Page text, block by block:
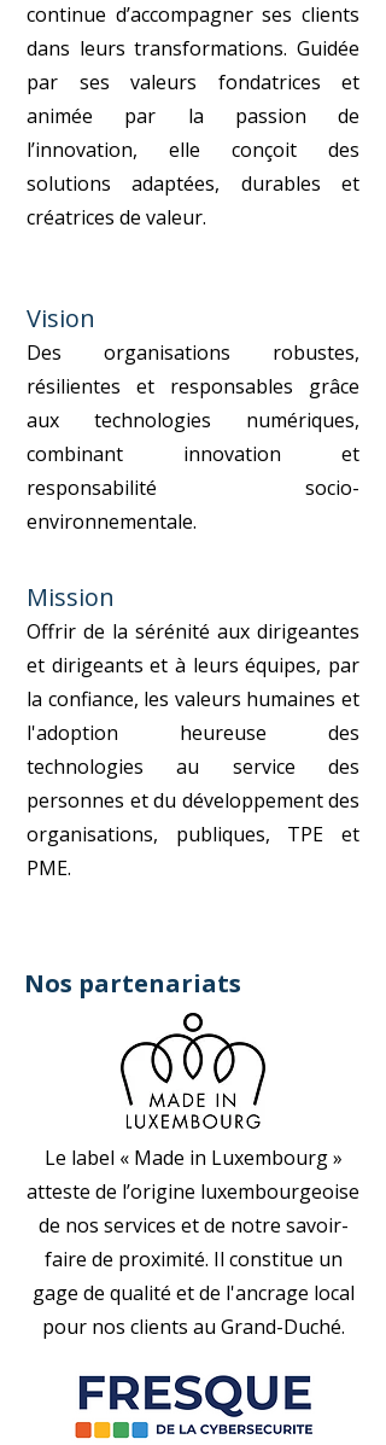
continue d’accompagner ses clients
dans leurs transformations. Guidée
par ses valeurs fondatrices et
animée par la passion de
l’innovation, elle conçoit des
solutions adaptées, durables et
créatrices de valeur.
Vision
Des organisations robustes,
résilientes et responsables grâce
aux technologies numériques,
combinant innovation et
responsabilité socio-
environnementale.
Mission
Offrir de la sérénité aux dirigeantes
et dirigeants et à leurs équipes, par
la confiance, les valeurs humaines et
l'adoption heureuse des
technologies au service des
personnes et du développement des
organisations, publiques, TPE et
PME.
Nos partenariats
Le label « Made in Luxembourg »
atteste de l’origine luxembourgeoise
de nos services et de notre savoir-
faire de proximité. Il constitue un
gage de qualité et de l'ancrage local
pour nos clients au Grand-Duché.